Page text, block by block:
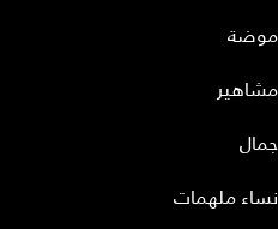
موضة
مشاهير
جمال
نساء ملهمات